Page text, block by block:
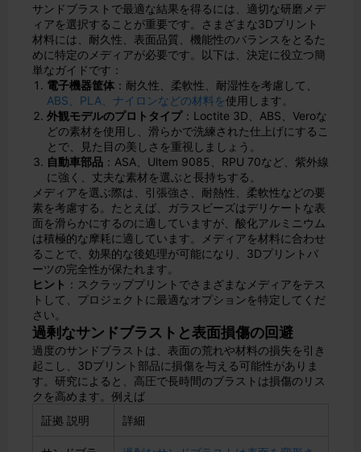
サンドブラストで最適な結果を得るには、適切な研磨メデ
ィアを選択することが重要です。さまざまな3Dプリント
材料には、耐久性、表面品質、機能性のバランスをとるた
めに特定のメディアが必要です。以下は、決定に役立つ簡
単なガイドです：
電子機器筐体 ：耐久性、柔軟性、耐湿性を考慮して、
ABS、PLA、ナイロンなどの材料を使用します。
外観モデルのプロトタイプ：Loctite 3D、ABS、Veroな
どの素材を使用し、滑らかで洗練された仕上げにするこ
とで、見た目の美しさを重視しましょう。
自動車部品 ：ASA、Ultem 9085、RPU 70など、紫外線
に強く、丈夫な素材を選ぶと長持ちする。
メディアを選ぶ際は、引張強さ、耐熱性、柔軟性などの要
素を考慮する。たとえば、ガラスビーズはデリケートな表
面を滑らかにするのに適していますが、酸化アルミニウム
は積極的な摩耗に適しています。メディアを材料に合わせ
ることで、効果的な後処理が可能になり、3Dプリントパ
ーツの完全性が保たれます。
ヒント ：スクラッププリントでさまざまなメディアをテス
トして、プロジェクトに最適なオプションを特定してくだ
さい。
過剰なサンドブラストと表面損傷の回避
過度のサンドブラストは、表面の荒れや材料の損失を引き
起こし、3Dプリント部品に損傷を与える可能性がありま
す。研究によると、高圧で長時間のブラストは損傷のリス
クを高めます。例えば
証拠 説明
詳細